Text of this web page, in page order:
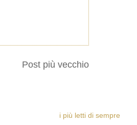
Post più vecchio
i più letti di sempre